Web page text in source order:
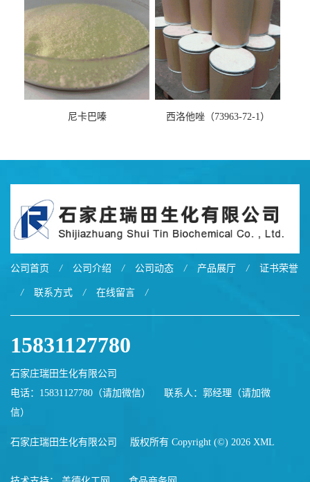
尼卡巴嗪 西洛他唑（73963-72-1）
公司首页 / 公司介绍 / 公司动态 / 产品展厅 / 证书荣誉
/ 联系方式 / 在线留言 /
15831127780
石家庄瑞田生化有限公司
电话：15831127780（请加微信）
联系人：郭经理（请加微
信）
石家庄瑞田生化有限公司 版权所有 Copyright (©) 2026 XML